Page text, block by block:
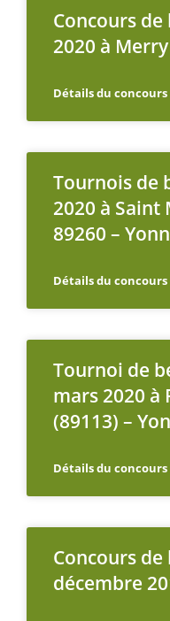
Concours
2020 à
Détails du concours
Tournois de
2020 à
89260 –
Détails du concours
Tournoi de
mars 2020 à
(89113) –
Détails du concours
Concours
décembre